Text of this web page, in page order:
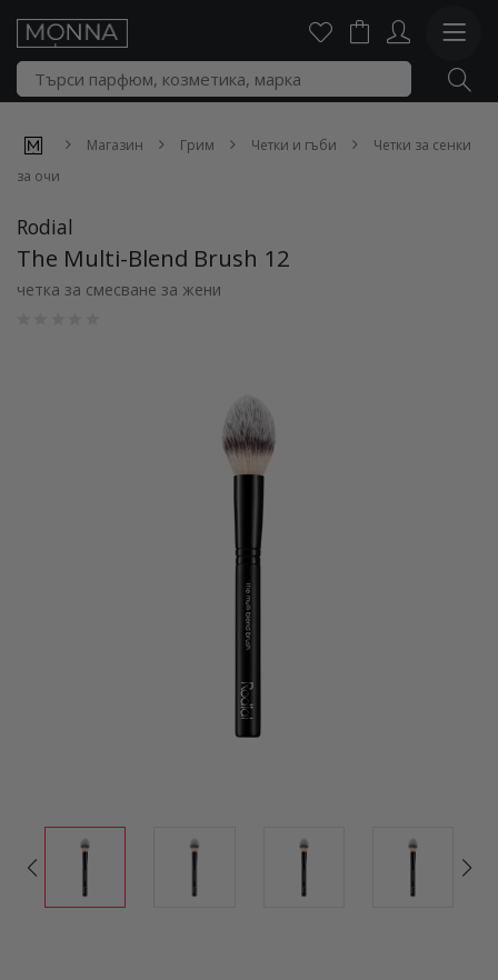
Магазин Грим Четки и гъби
Четки за сенки
за очи
Rodial
The Multi-Blend Brush 12
четка за смесване за жени